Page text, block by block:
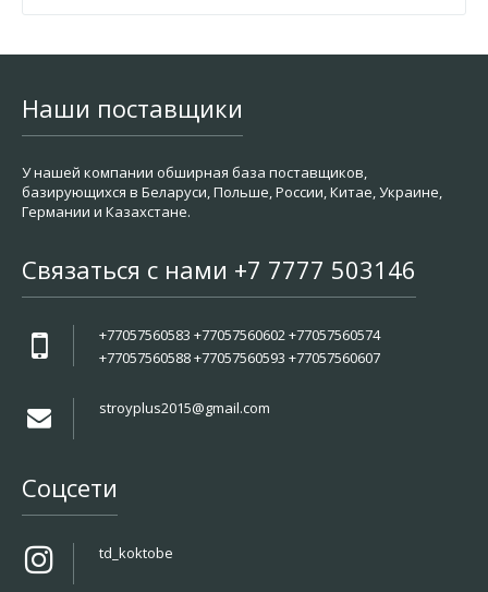
Наши поставщики
У нашей компании обширная база поставщиков,
базирующихся в Беларуси, Польше, России, Китае, Украине,
Германии и Казахстане.
Связаться с нами +7 7777 503146
+77057560583 +77057560602 +77057560574
+77057560588 +77057560593 +77057560607
stroyplus2015@gmail.com
Соцсети
td_koktobe